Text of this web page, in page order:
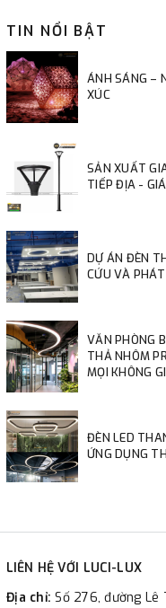
TIN NỔI BẬT
ÁNH SÁNG –
XÚC
SẢN XUẤT
TIẾP ĐỊA -
DỰ ÁN ĐÈN
CỨU VÀ
VĂN PHÒNG
THẢ NHÔM
MỌI KHÔNG
ĐÈN LED
ỨNG DỤNG
LIÊN HỆ VỚI LUCI-LUX
Địa chỉ:Số 276, đường Lê